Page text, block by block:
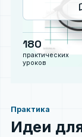
180
практических
уроков
Практика
Идеи